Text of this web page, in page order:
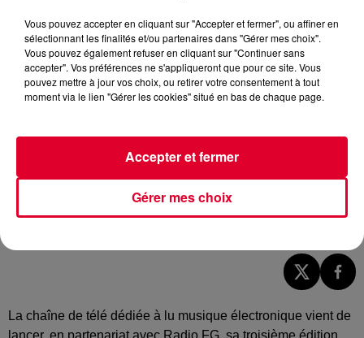
La chaîne de télé dédiée à lu musique électronique vient de
lancer, en partenariat avec Radio FG, sa troisième édition
Vous pouvez accepter en cliquant sur "Accepter et fermer", ou affiner en
sélectionnant les finalités et/ou partenaires dans "Gérer mes choix".
Vous pouvez également refuser en cliquant sur "Continuer sans
accepter". Vos préférences ne s'appliqueront que pour ce site. Vous
pouvez mettre à jour vos choix, ou retirer votre consentement à tout
moment via le lien "Gérer les cookies" situé en bas de chaque page.
Gérer mes choix
Accepter et fermer